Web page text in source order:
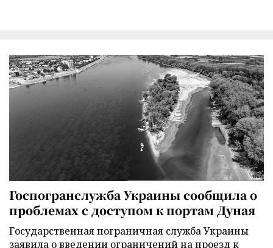
Госпогранслужба Украины сообщила о
проблемах с доступом к портам Дуная
Государственная пограничная служба Украины
заявила о введении ограничений на проезд к